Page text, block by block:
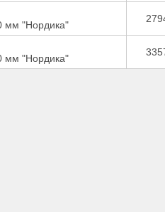
мм "Нордика"
мм "Нордика"